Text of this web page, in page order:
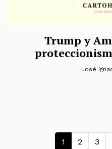
Trump y
José
1 2 3